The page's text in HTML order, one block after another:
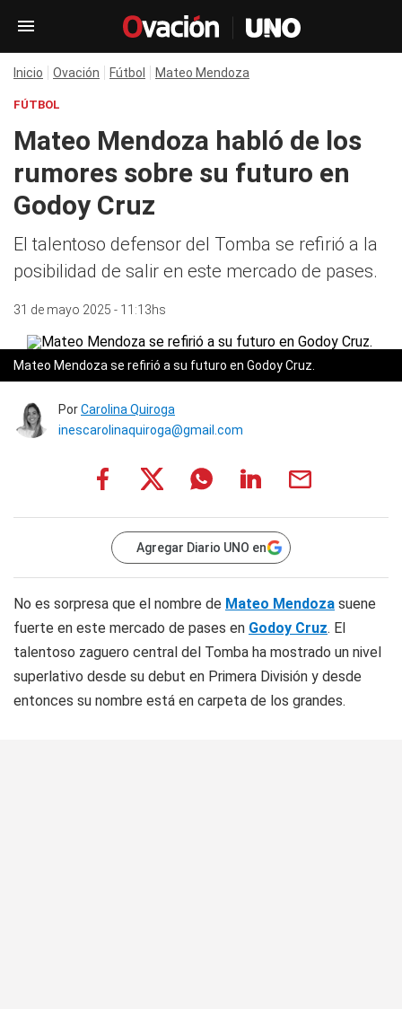
Inicio Ovación Fútbol Mateo Mendoza
FÚTBOL
Mateo Mendoza habló de los
rumores sobre su futuro en
Godoy Cruz
El talentoso defensor del Tomba se refirió a la
posibilidad de salir en este mercado de pases.
31 de mayo 2025 - 11:13hs
Mateo Mendoza se refirió a su futuro en Godoy Cruz.
PorCarolina Quiroga
inescarolinaquiroga@gmail.com
Agregar Diario UNO en
No es sorpresa que el nombre de Mateo Mendoza suene
fuerte en este mercado de pases en Godoy Cruz. El
talentoso zaguero central del Tomba ha mostrado un nivel
superlativo desde su debut en Primera División y desde
entonces su nombre está en carpeta de los grandes.